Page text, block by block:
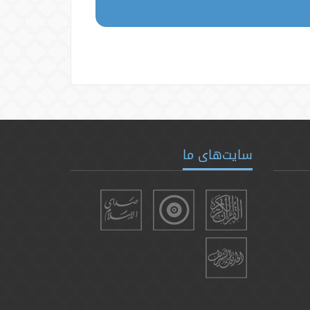
سایت‌های ما